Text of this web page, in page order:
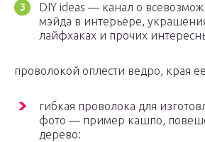
​DIY ideas — канал о
мэйда в интерьере,
лайфхаках и прочих
​проволокой оплести ведро, края ее
​гибкая проволока для
фото — пример кашпо,
дерево: ​